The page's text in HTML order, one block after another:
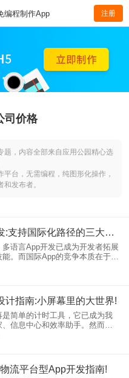
编程制作App 注册
司价格
题，内容全部来自应用公园精心选
台，无需编程，纯图形化操作，
发布者。
多语言App开发:支持国际化路径的三大核心
语言App开发已成为开发者拓展
。而国际App的竞争本质在于文
用户体验的综合较量。本文将
语言App开发的国际化路径，助
计指南:小屏幕里的大世界!
是简单的计时工具，它已成为我
信息中心和效率助手。然而，
几分之一大小的屏幕，如何为
高效且愉悦的体验，对每一位
流平台型App开发指南!